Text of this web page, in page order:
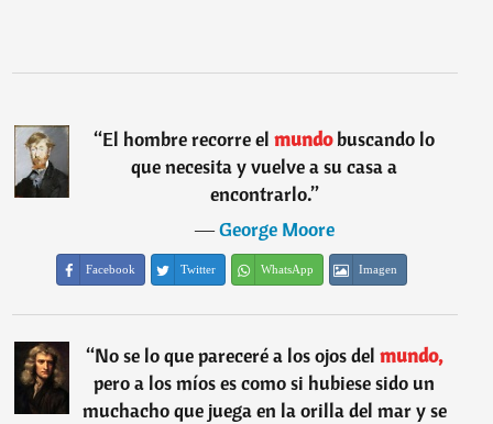
“El hombre recorre el mundobuscando lo
que necesita y vuelve a su casa a
encontrarlo.”
―George Moore
Facebook Twitter WhatsApp Imagen
“No se lo que pareceré a los ojos del mundo,
pero a los míos es como si hubiese sido un
muchacho que juega en la orilla del mar y se